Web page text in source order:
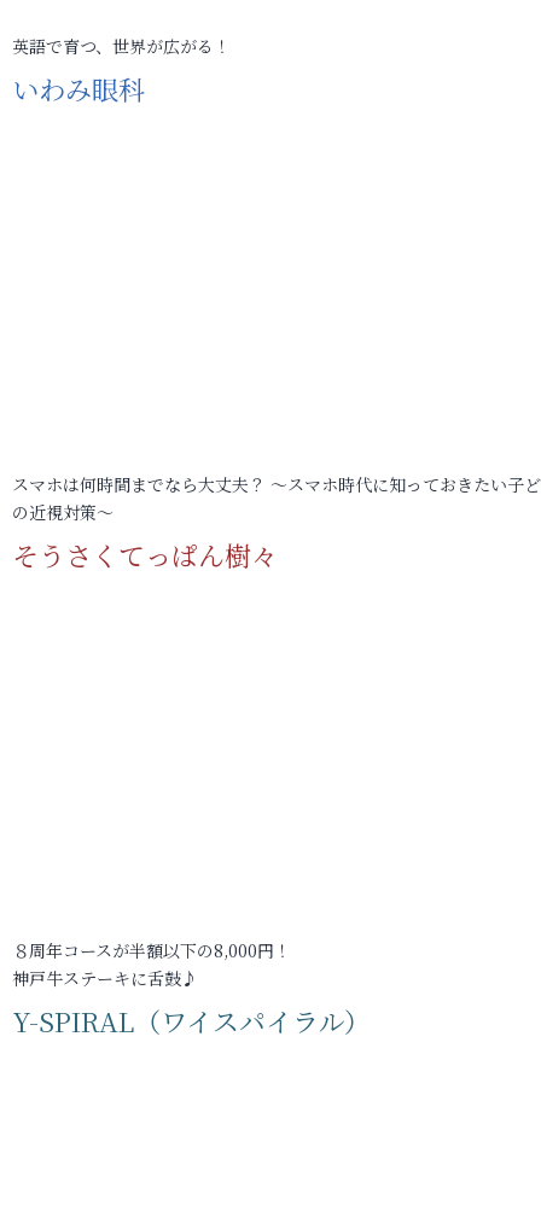
英語で育つ、世界が広がる！
いわみ眼科
スマホは何時間までなら大丈夫？ ～スマホ時代に知っておきたい子
の近視対策～
そうさくてっぱん樹々
８周年コースが半額以下の8,000円！
神戸牛ステーキに舌鼓♪
Y-SPIRAL（ワイスパイラル）